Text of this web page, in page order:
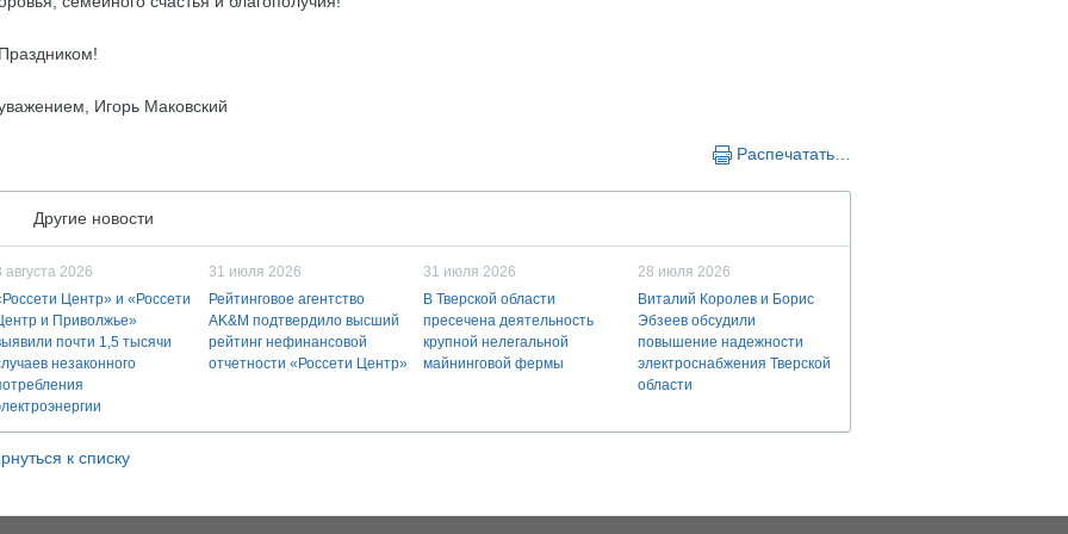
Игорь Маковский
Распечатать…
Другие новости
августа 2026
Центр» и «Россети
и Приволжье»
почти 1,5 тысячи
незаконного
31 июля 2026
Рейтинговое агентство
AK&M подтвердило высший
рейтинг нефинансовой
отчетности «Россети Центр»
31 июля 2026
В Тверской области
пресечена деятельность
крупной нелегальной
майнинговой фермы
28 июля 2026
Виталий Королев и Борис
Эбзеев обсудили
повышение надежности
электроснабжения Тверской
области
к списку